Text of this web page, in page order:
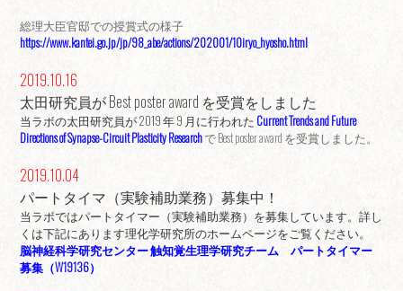
総理大臣官邸での授賞式の様子
https://www.kantei.go.jp/jp/98_abe/actions/202001/10iryo_hyosho.html
2019.10.16
太田研究員が Best poster award を受賞をしました
当ラボの太田研究員が 2019 年 9 月に行われた Current Trends and Future
Directions of Synapse-Circuit Plasticity Researchで Best poster award を受賞しました。
2019.10.04
パートタイマ（実験補助業務）募集中！
当ラボではパートタイマー（実験補助業務）を募集しています。詳し
くは下記にあります理化学研究所のホームページをご覧ください。
脳神経科学研究センター 触知覚生理学研究チーム パートタイマー
募集（W19136）